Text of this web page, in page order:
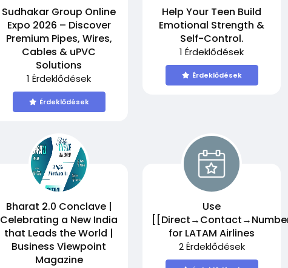
Sudhakar Group Online
Expo 2026 – Discover
Premium Pipes, Wires,
Cables & uPVC
Solutions
1 Érdeklődések
Érdeklődések
Help Your Teen Build
Emotional Strength &
Self-Control.
1 Érdeklődések
Érdeklődések
Bharat 2.0 Conclave |
Celebrating a New India
that Leads the World |
Business Viewpoint
Magazine
Use
for LATAM Airlines
2 Érdeklődések